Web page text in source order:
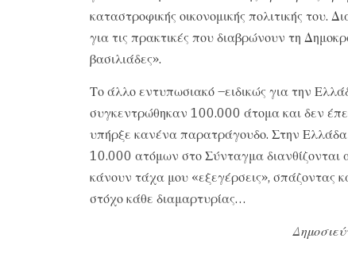
καταστροφικής οικονομικής πολιτικής
για τις πρακτικές που διαβρώνουν τη
βασιλιάδες».
Το άλλο εντυπωσιακό –ειδικώς για την
συγκεντρώθηκαν 100.000 άτομα και δεν
υπήρξε κανένα παρατράγουδο. Στην Ελλάδα
10.000 ατόμων στο Σύνταγμα
κάνουν τάχα μου «εξεγέρσεις», σπάζοντας
στόχο κάθε διαμαρτυρίας…